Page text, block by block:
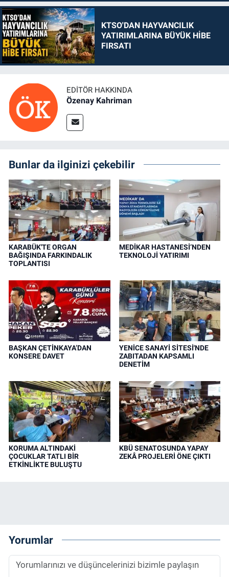
KTSO'DAN HAYVANCILIK
YATIRIMLARINA BÜYÜK HİBE
FIRSATI
EDITÖR HAKKINDA
Özenay Kahriman
Bunlar da ilginizi çekebilir
KARABÜK'TE ORGAN
BAĞIŞINDA FARKINDALIK
TOPLANTISI
MEDİKAR HASTANESİ’NDEN
TEKNOLOJİ YATIRIMI
BAŞKAN ÇETİNKAYA’DAN
KONSERE DAVET
YENİCE SANAYİ SİTESİ'NDE
ZABITADAN KAPSAMLI
DENETİM
KORUMA ALTINDAKİ
ÇOCUKLAR TATLI BİR
ETKİNLİKTE BULUŞTU
KBÜ SENATOSUNDA YAPAY
ZEKÂ PROJELERİ ÖNE ÇIKTI
Yorumlar